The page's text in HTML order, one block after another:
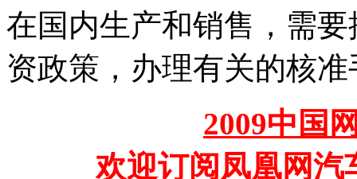
在国内生产和销售，需
资政策，办理有关的核准
2009中国
欢迎订阅凤凰网汽